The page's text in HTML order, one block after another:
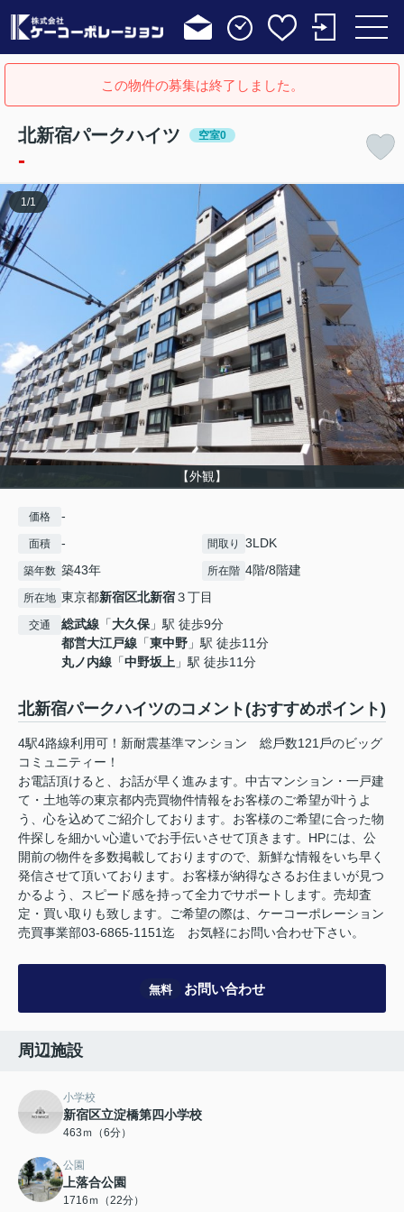
この物件の募集は終了しました。
北新宿パークハイツ 空室0
-
【外観】
1 /1
価格 -
面積 - 間取り 3LDK
築年数 築43年 所在階 4階/8階建
所在地 東京都新宿区北新宿３丁目
交通 総武線 「大久保 」駅 徒歩9分
都営大江戸線 「東中野 」駅 徒歩11分
丸ノ内線 「中野坂上 」駅 徒歩11分
北新宿パークハイツのコメント(おすすめポイント)
4駅4路線利用可！新耐震基準マンション 総⼾数121⼾のビッグ
コミュニティー！
お電話頂けると、お話が早く進みます。中古マンション・一戸建
て・土地等の東京都内売買物件情報をお客様のご希望が叶うよ
う、心を込めてご紹介しております。お客様のご希望に合った物
件探しを細かい心遣いでお手伝いさせて頂きます。HPには、公
開前の物件を多数掲載しておりますので、新鮮な情報をいち早く
発信させて頂いております。お客様が納得なさるお住まいが見つ
かるよう、スピード感を持って全力でサポートします。売却査
定・買い取りも致します。ご希望の際は、ケーコーポレーション
売買事業部03-6865-1151迄 お気軽にお問い合わせ下さい。
無料 お問い合わせ
周辺施設
小学校
新宿区立淀橋第四小学校
463ｍ（6分）
公園
上落合公園
1716ｍ（22分）